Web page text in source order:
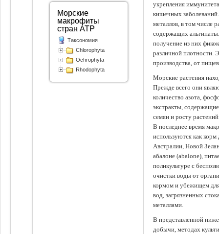
укрепления
кишечных
металлов, в том числе
содержащих
получение из них
различной плотности.
производства, от
Морские растения
Прежде всего они
количество азота,
экстракты,
семян и росту
В последнее время
используются как
Австралии, Новой
абалоне (abalone),
поликультуре с
очистки воды от
кормом и убежищем
вод, загрязненных
металлами.
В представленной
добычи, методах
Морские
макрофиты
стран АТР
Таксономия
Chlorophyta
Ochrophyta
Rhodophyta